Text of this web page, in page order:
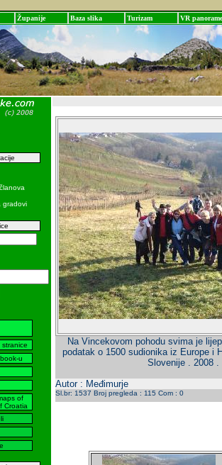
Županije Baza slika Turizam VR panorame
gradovi
u
of
Croatia
Na Vincekovom pohodu svima je
podatak o 1500 sudionika iz Europe i
Slovenije . 2008 .
Autor : Međimurje
Sl.br: 1537 Broj pregleda : 115 Com : 0